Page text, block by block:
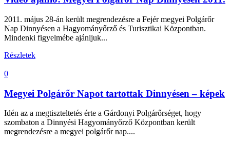
2011. május 28-án került megrendezésre a Fejér megyei Polgárőr
Nap Dinnyésen a Hagyományőrző és Turisztikai Központban.
Mindenki figyelmébe ajánljuk...
Részletek
0
Megyei Polgárőr Napot tartottak Dinnyésen – képek
Idén az a megtiszteltetés érte a Gárdonyi Polgárőrséget, hogy
szombaton a Dinnyési Hagyományőrző Központban került
megrendezésre a megyei polgárőr nap....